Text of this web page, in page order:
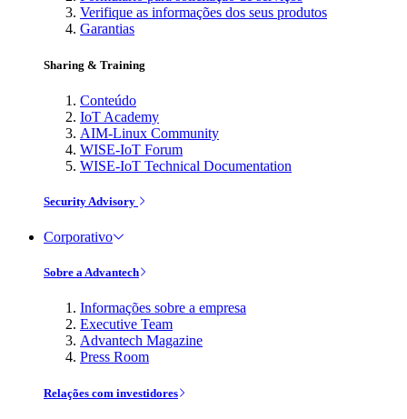
Verifique as informações dos seus produtos
Garantias
Sharing & Training
Conteúdo
IoT Academy
AIM-Linux Community
WISE-IoT Forum
WISE-IoT Technical Documentation
Security Advisory
Corporativo
Sobre a Advantech
Informações sobre a empresa
Executive Team
Advantech Magazine
Press Room
Relações com investidores